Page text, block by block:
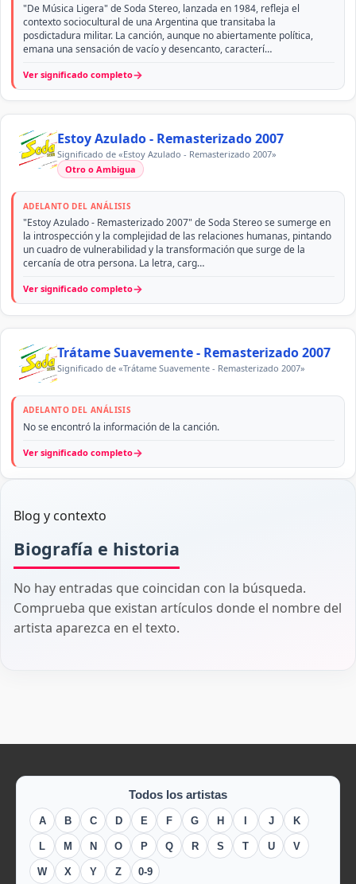
"De Música Ligera" de Soda Stereo, lanzada en 1984, refleja el
contexto sociocultural de una Argentina que transitaba la
posdictadura militar. La canción, aunque no abiertamente política,
emana una sensación de vacío y desencanto, caracterí…
Ver significado completo→
Estoy Azulado - Remasterizado 2007
Significado de «Estoy Azulado - Remasterizado 2007»
Otro o Ambigua
ADELANTO DEL ANÁLISIS
"Estoy Azulado - Remasterizado 2007" de Soda Stereo se sumerge en
la introspección y la complejidad de las relaciones humanas, pintando
un cuadro de vulnerabilidad y la transformación que surge de la
cercanía de otra persona. La letra, carg…
Ver significado completo→
Trátame Suavemente - Remasterizado 2007
Significado de «Trátame Suavemente - Remasterizado 2007»
ADELANTO DEL ANÁLISIS
No se encontró la información de la canción.
Ver significado completo→
Blog y contexto
Biografía e historia
No hay entradas que coincidan con la búsqueda.
Comprueba que existan artículos donde el nombre del
artista aparezca en el texto.
Todos los artistas
A B C D E F G H J K
L M N O P Q R S T U V
W X Y Z 0-9